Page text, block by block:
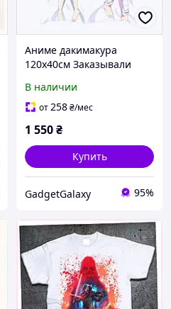
Аниме дакимакура
120х40см Заказывали
8A2A35822B
В наличии
от258₴/мес
1 550₴
Купить
GadgetGalaxy 95%